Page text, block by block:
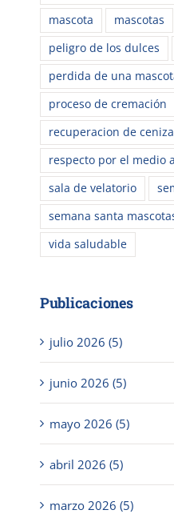
mascota
mascotas
peligro de los dulces
perdida de una
proceso de cremación
recuperacion de
respecto por el medio
sala de velatorio
semana santa
vida saludable
Publicaciones
julio 2026 (5)
junio 2026 (5)
mayo 2026 (5)
abril 2026 (5)
marzo 2026 (5)